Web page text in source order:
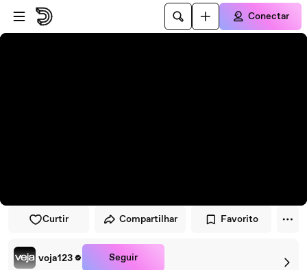
Pular para o player
Ir para o conteúdo principal
Conectar
Curtir Compartilhar Favorito
voja123 Seguir